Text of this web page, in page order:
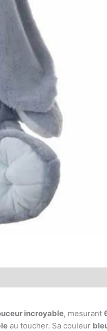
incroyable, mesurant
au toucher. Sa couleur